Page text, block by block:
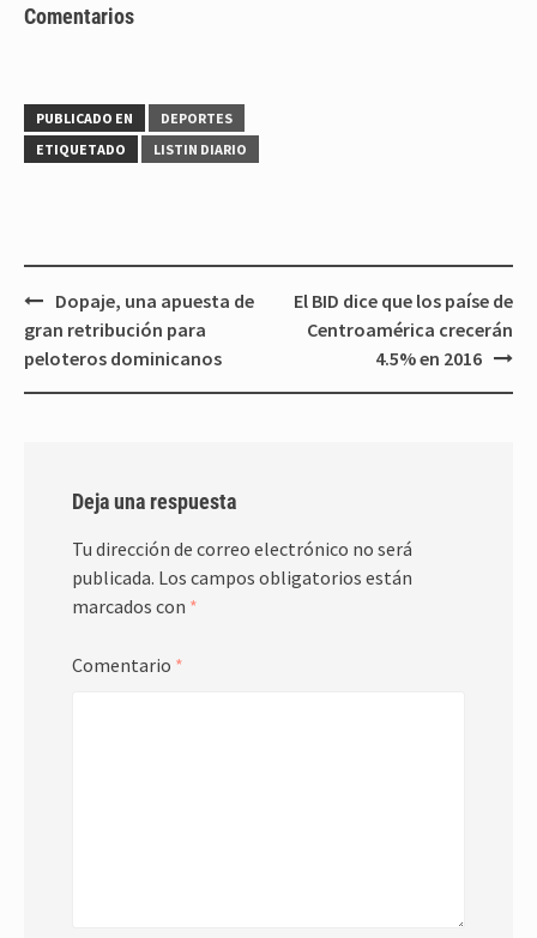
Comentarios
PUBLICADO EN
DEPORTES
ETIQUETADO
LISTIN DIARIO
Navegación
de
entradas
Dopaje, una apuesta de
gran retribución para
peloteros dominicanos
El BID dice que los paíse de
Centroamérica crecerán
4.5% en 2016
Deja una respuesta
Tu dirección de correo electrónico no será
publicada. Los campos obligatorios están
marcados con *
Comentario *